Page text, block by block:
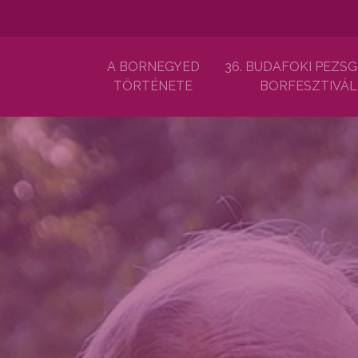
A BORNEGYED
TÖRTÉNETE
36. BUDAFOKI
BORFESZTIVÁL